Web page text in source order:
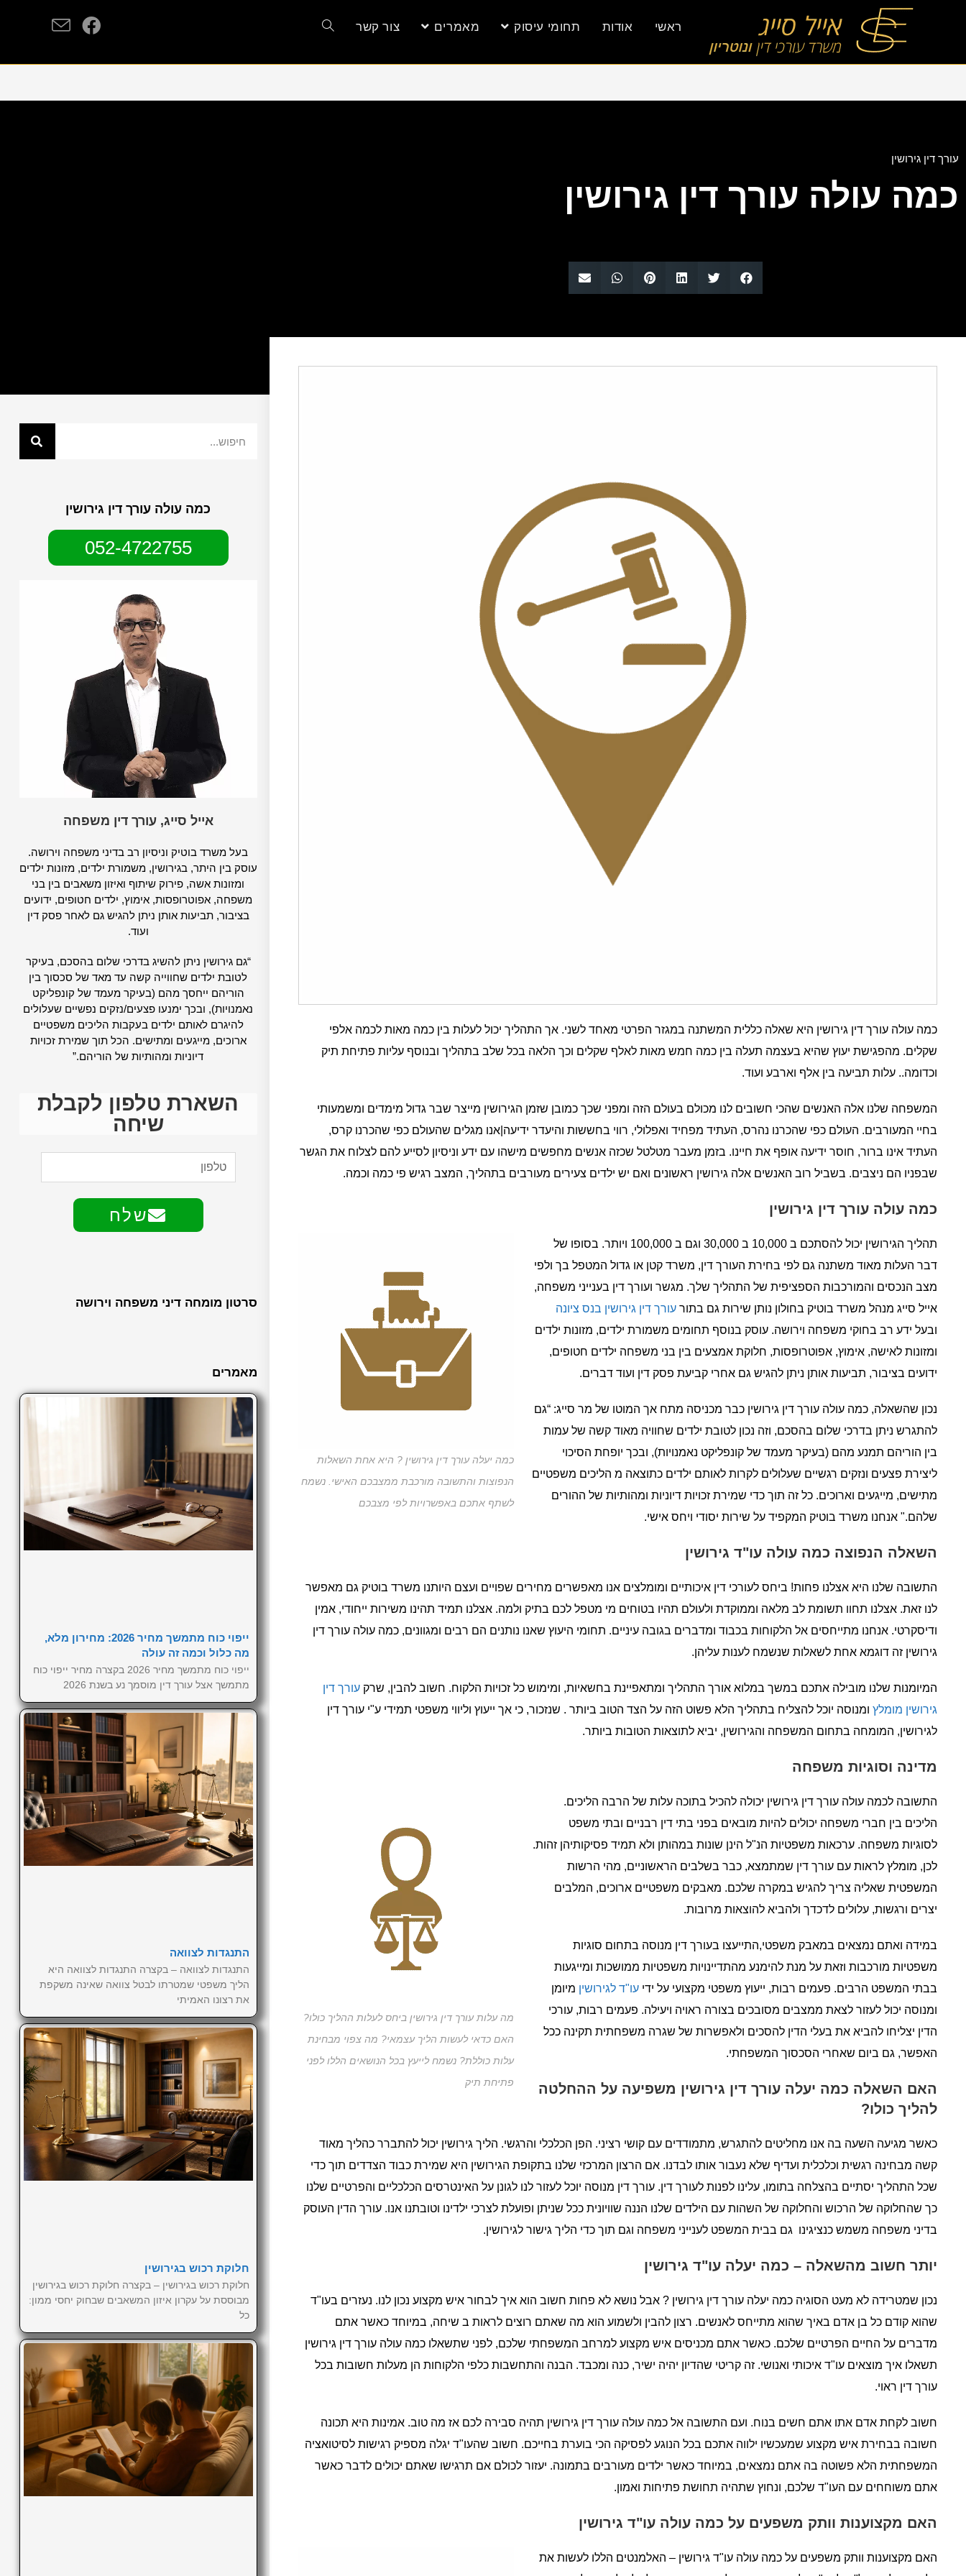
ראשי אודות תחומי עיסוק מאמרים צור קשר
עורך דין גירושין
כמה עולה עורך דין גירושין
כמה עולה עורך דין גירושין היא שאלה כללית המשתנה במגזר הפרטי מאחד לשני. אך התהליך יכול לעלות בין כמה מאות לכמה אלפי
שקלים. מהפגישת יעוץ שהיא בעצמה תעלה בין כמה חמש מאות לאלף שקלים וכך הלאה בכל שלב בתהליך ובנוסף עליות פתיחת תיק
וכדומה.. עלות תביעה בין אלף וארבע ועוד.
המשפחה שלנו אלה האנשים שהכי חשובים לנו מכולם בעולם הזה ומפני שכך כמובן שזמן הגירושין מייצר שבר גדול מימדים ומשמעותי
בחיי המעורבים. העולם כפי שהכרנו נהרס, העתיד מפחיד ואפלולי, רווי בחששות והיעדר ידיעה|אנו מגלים שהעולם כפי שהכרנו קרס,
העתיד אינו ברור, חוסר ידיעה אופף את חיינו. בזמן מעבר מטלטל שכזה אנשים מחפשים מישהו עם ידע וניסיון לסייע להם לצלוח את הגשר
שבפניו הם ניצבים. בשביל רוב האנשים אלה גירושין ראשונים ואם יש ילדים צעירים מעורבים בתהליך, המצב רגיש פי כמה וכמה.
כמה עולה עורך דין גירושין
כמה יעלה עורך דין גירושין ? היא אחת השאלות
הנפוצות והתשובה מורכבת ממצבכם האישי. נשמח
לשתף אתכם באפשרויות לפי מצבכם
תהליך הגירושין יכול להסתכם ב 10,000 ב 30,000 וגם ב 100,000 ויותר. בסופו של
דבר העלות מאוד משתנה גם לפי בחירת העורך דין, משרד קטן או גדול המטפל בך ולפי
מצב הנכסים והמורכבות הספציפית של התהליך שלך. מגשר ועורך דין בענייני משפחה,
אייל סייג מנהל משרד בוטיק בחולון נותן שירות גם בתור עורך דין גירושין בנס ציונה
ובעל ידע רב בחוקי משפחה וירושה. עוסק בנוסף תחומים משמורת ילדים, מזונות ילדים
ומזונות לאישה, אימוץ, אפוטרופסות, חלוקת אמצעים בין בני משפחה ילדים חטופים,
ידועים בציבור, תביעות אותן ניתן להגיש גם אחרי קביעת פסק דין ועוד דברים.
נכון שהשאלה, כמה עולה עורך דין גירושין כבר מכניסה מתח אך המוטו של מר סייג: “גם
להתגרש ניתן בדרכי שלום בהסכם, וזה נכון לטובת ילדים שחוויה מאוד קשה של עמות
בין הוריהם תמנע מהם (בעיקר מעמד של קונפליקט נאמנויות), ובכך יופחת הסיכוי
ליצירת פצעים ונזקים רגשיים שעלולים לקרות לאותם ילדים כתוצאה מ הליכים משפטיים
מתישים, מייגעים וארוכים. כל זה תוך כדי שמירת זכויות דיוניות ומהותיות של ההורים
שלהם." אנחנו משרד בוטיק המקפיד על שירות יסודי ויחס אישי.
השאלה הנפוצה כמה עולה עו"ד גירושין
התשובה שלנו היא אצלנו פחות! ביחס לעורכי דין איכותיים ומומלצים אנו מאפשרים מחירים שפויים ועצם היותנו משרד בוטיק גם מאפשר
לנו זאת. אצלנו תחוו תשומת לב מלאה וממוקדת ולעולם תהיו בטוחים מי מטפל לכם בתיק ולמה. אצלנו תמיד תהינו משירות ייחודי, אמין
ודיסקרטי. אנחנו מתייחסים אל הלקוחות בכבוד ומדברים בגובה עיניים. תחומי היעוץ שאנו נותנים הם רבים ומגוונים, כמה עולה עורך דין
גירושין זה דוגמא אחת לשאלות שנשמח לענות עליהן.
המיומנות שלנו מובילה אתכם במשך במלוא אורך התהליך ומתאפיינת בחשאיות, ומימוש כל זכויות הלקוח. חשוב להבין, שרק עורך דין
גירושין מומלץ ומנוסה יוכל להצליח בתהליך הלא פשוט הזה על הצד הטוב ביותר . שנזכור, כי אך ייעוץ וליווי משפטי תמידי ע"י עורך דין
לגירושין, המומחה בתחום המשפחה והגירושין, יביא לתוצאות הטובות ביותר.
מדינה וסוגיות משפחה
מה עלות עורך דין גירושין ביחס לעלות ההליך כולו?
האם כדאי לעשות הליך עצמאי? מה צפוי מבחינת
עלות כוללת? נשמח לייעץ בכל הנושאים הללו לפני
פתיחת תיק
התשובה לכמה עולה עורך דין גירושין יכולה להכיל בתוכה עלות של הרבה הליכים.
הליכים בין חברי משפחה יכולים להיות מובאים בפני בתי דין רבניים ובתי משפט
לסוגיות משפחה. ערכאות משפטיות הנ"ל הינן שונות במהותן ולא תמיד פסיקותיהן זהות.
לכן, מומלץ לראות עם עורך דין שמתמצא, כבר בשלבים הראשוניים, מהי הרשות
המשפטית שאליה צריך להגיש במקרה שלכם. מאבקים משפטיים ארוכים, המלבים
יצרים ורגשות, עלולים לדכדך ולהביא להוצאות מרובות.
במידה ואתם נמצאים במאבק משפטי,התייעצו בעורך דין מנוסה בתחום סוגיות
משפטיות מורכבות וזאת על מנת להימנע מהתדיינויות משפטיות ממושכות ומייגעות
בבתי המשפט הרבים. פעמים רבות, ייעוץ משפטי מקצועי על ידי עו"ד לגירושין מיומן
ומנוסה יכול לעזור לצאת ממצבים מסובכים בצורה ראויה ויעילה. פעמים רבות, עורכי
הדין יצליחו להביא את בעלי הדין להסכים ולאפשרות של שגרה משפחתית תקינה ככל
האפשר, גם ביום שאחרי הסכסוך המשפחתי.
האם השאלה כמה יעלה עורך דין גירושין משפיעה על ההחלטה
להליך כולו?
כאשר מגיעה השעה בה אנו מחליטים להתגרש, מתמודדים עם קושי רציני. הפן הכלכלי והרגשי. הליך גירושין יכול להתברר כהליך מאוד
קשה מבחינה רגשית וכלכלית ועדיף שלא נעבור אותו לבדנו. אם הרצון המרכזי שלנו בתקופת הגירושין היא שמירת כבוד הצדדים תוך כדי
שכל התהליך יסתיים בהצלחה בתומו, עלינו לפנות לעורך דין. עורך דין מנוסה יוכל לעזור לנו לגונן על האינטרסים הכלכליים והפרטיים שלנו
כך שהחלוקה של הרכוש והחלוקה של השהות עם הילדים שלנו הננה שוויונית ככל שניתן ופועלת לצרכי ילדינו וטובתנו אנו. עורך הדין העוסק
בדיני משפחה משמש כנציגינו גם בבית המשפט לענייני משפחה וגם תוך כדי הליך גישור לגירושין.
יותר חשוב מהשאלה – כמה יעלה עו"ד גירושין
נכון שמטרידה לא מעט הסוגיה כמה יעלה עורך דין גירושין ? אבל נושא לא פחות חשוב הוא איך לבחור איש מקצוע נכון לנו. נעזרים בעו"ד
שהוא קודם כל בן אדם באיך שהוא מתייחס לאנשים. רצון להבין ולשמוע הוא מה שאתם רוצים לראות ב שיחה, במיוחד כאשר אתם
מדברים על החיים הפרטיים שלכם. כאשר אתם מכניסים איש מקצוע למרחב המשפחתי שלכם, לפני שתשאלו כמה עולה עורך דין גירושין
תשאלו איך מוצאים עו"ד איכותי ואנושי. זה קריטי שהדיון יהיה ישיר, כנה ומכבד. הבנה והתחשבות כלפי הלקוחות הן מעלות חשובות בכל
עורך דין ראוי.
חשוב לקחת אדם אתו אתם חשים בנוח. ועם התשובה אל כמה עולה עורך דין גירושין תהיה סבירה לכם אז מה טוב. אמינות היא תכונה
חשובה בבחירת איש מקצוע שמעכשיו ילווה אתכם בכל הנוגע לפסיקה הכי בוערת בחייכם. חשוב שהעו"ד יגלה מספיק רגישות לסיטואציה
המשפחתית הלא פשוטה בה אתם נמצאים, במיוחד כאשר ילדים מעורבים בתמונה. יעזור לכולם אם תרגישו שאתם יכולים לדבר כאשר
אתם משוחחים עם העו"ד שלכם, ונחוץ שתהיה תחושת פתיחות ואמון.
האם מקצוענות וותק משפעים על כמה עולה עו"ד גירושין
האם מקצוענות וותק משפעים על כמה עולה עו"ד גירושין – האלמנטים הללו לעשות את
כמה עולה עורך דין גירושין
052-4722755
אייל סייג, עורך דין משפחה
בעל משרד בוטיק וניסיון רב בדיני משפחה וירושה.
עוסק בין היתר, בגירושין, משמורת ילדים, מזונות ילדים
ומזונות אשה, פירוק שיתוף ואיזון משאבים בין בני
משפחה, אפוטרופסות, אימוץ, ילדים חטופים, ידועים
בציבור, תביעות אותן ניתן להגיש גם לאחר פסק דין
ועוד.
“גם גירושין ניתן להשיג בדרכי שלום בהסכם, בעיקר
לטובת ילדים שחווייה קשה עד מאד של סכסוך בין
הוריהם ייחסך מהם (בעיקר מעמד של קונפליקט
נאמנויות), ובכך ימנעו פצעים/נזקים נפשיים שעלולים
להיגרם לאותם ילדים בעקבות הליכים משפטיים
ארוכים, מייגעים ומתישים. הכל תוך שמירת זכויות
דיוניות ומהותיות של הוריהם.”
השארת טלפון לקבלת
שיחה
שלח
סרטון מומחה דיני משפחה וירושה
מאמרים
ייפוי כוח מתמשך מחיר 2026: מחירון מלא,
מה כלול וכמה זה עולה
ייפוי כוח מתמשך מחיר 2026 בקצרה מחיר ייפוי כוח
מתמשך אצל עורך דין מוסמך נע בשנת 2026
התנגדות לצוואה
התנגדות לצוואה – בקצרה התנגדות לצוואה היא
הליך משפטי שמטרתו לבטל צוואה שאינה משקפת
את רצונו האמיתי
חלוקת רכוש בגירושין
חלוקת רכוש בגירושין – בקצרה חלוקת רכוש בגירושין
מבוססת על עקרון איזון המשאבים שבחוק יחסי ממון:
כל